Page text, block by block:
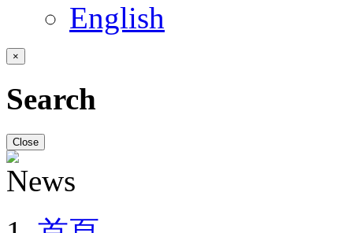
English
×
Search
Close